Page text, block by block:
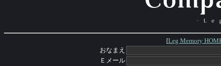
[Leg Memory
おなまえ
Ｅメール